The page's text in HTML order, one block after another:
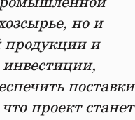
но и
продукции и
поставки
проект станет